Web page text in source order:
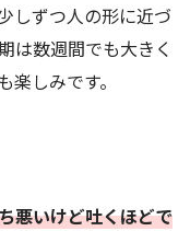
しずつ人の形に近づ
は数週間でも大きく
しみです。
悪いけど吐くほどで